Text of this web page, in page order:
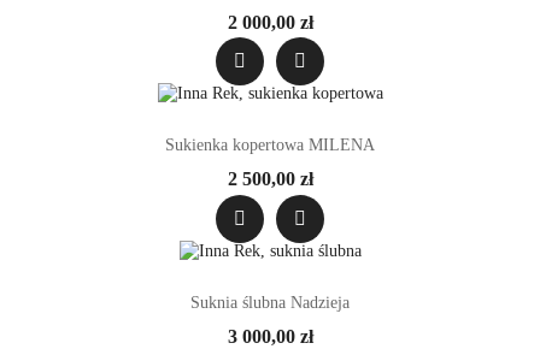
2 000,00 zł
Sukienka kopertowa MILENA
2 500,00 zł
Suknia ślubna Nadzieja
3 000,00 zł